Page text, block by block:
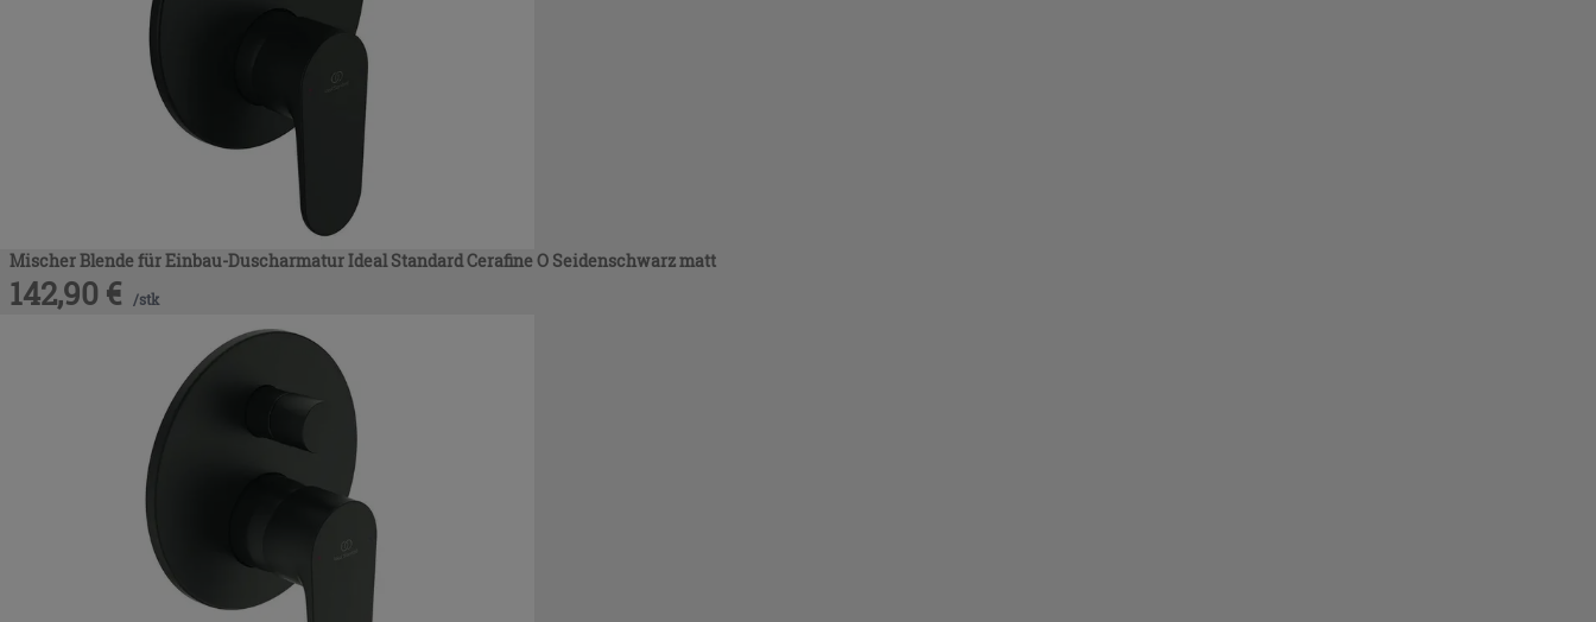
Mischer Blende für Einbau-Duscharmatur Ideal Standard Cerafine O Seidenschwarz matt
142,90 € /stk